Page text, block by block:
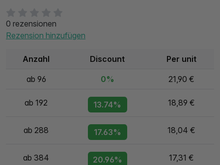
0 rezensionen
Rezension hinzufügen
Anzahl Discount Per unit
ab 96 0% 21,90 €
ab 192 13.74% 18,89 €
ab 288 17.63% 18,04 €
ab 384 20.96% 17,31 €